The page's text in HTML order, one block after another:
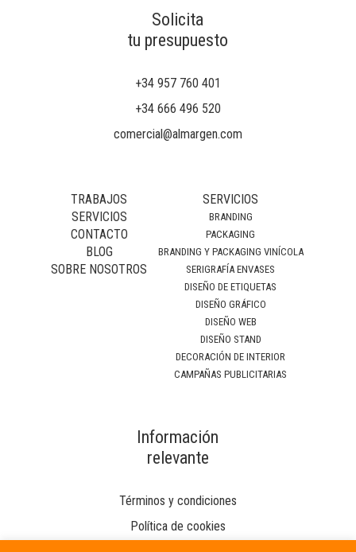
Solicita
tu presupuesto
+34 957 760 401
+34 666 496 520
comercial@almargen.com
TRABAJOS
SERVICIOS
CONTACTO
BLOG
SOBRE NOSOTROS
SERVICIOS
BRANDING
PACKAGING
BRANDING Y PACKAGING VINÍCOLA
SERIGRAFÍA ENVASES
DISEÑO DE ETIQUETAS
DISEÑO GRÁFICO
DISEÑO WEB
DISEÑO STAND
DECORACIÓN DE INTERIOR
CAMPAÑAS PUBLICITARIAS
Información
relevante
Términos y condiciones
Política de cookies